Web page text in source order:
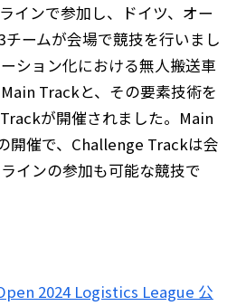
インで参加し、ドイツ、オー
チームが会場で競技を行いまし
ション化における無人搬送車
Trackと、その要素技術を
が開催されました。Main
開催で、Challenge Trackは会
インの参加も可能な競技で
2024 Logistics League 公